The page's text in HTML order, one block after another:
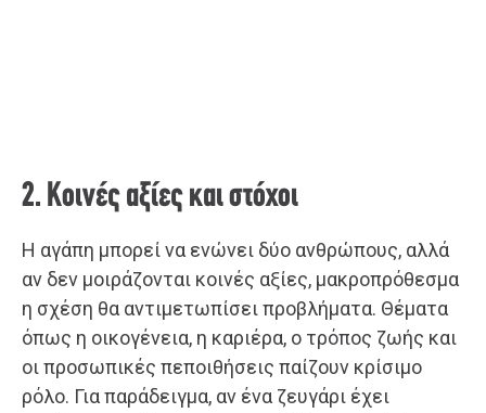
2. Κοινές αξίες και στόχοι
Η αγάπη μπορεί να ενώνει δύο ανθρώπους, αλλά
αν δεν μοιράζονται κοινές αξίες, μακροπρόθεσμα
η σχέση θα αντιμετωπίσει προβλήματα. Θέματα
όπως η οικογένεια, η καριέρα, ο τρόπος ζωής και
οι προσωπικές πεποιθήσεις παίζουν κρίσιμο
ρόλο. Για παράδειγμα, αν ένα ζευγάρι έχει